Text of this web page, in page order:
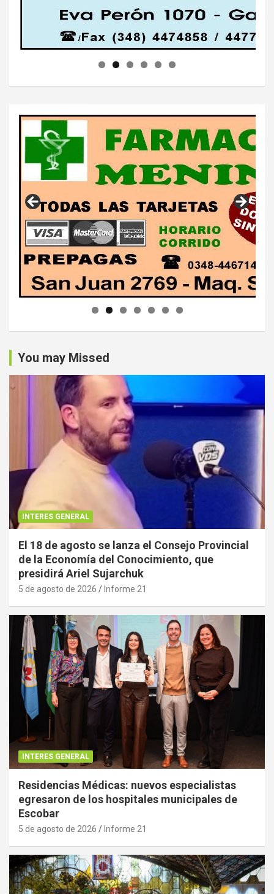
You may Missed
INTERES GENERAL
El 18 de agosto se lanza el Consejo Provincial
de la Economía del Conocimiento, que
presidirá Ariel Sujarchuk
5 de agosto de 2026 Informe 21
INTERES GENERAL
Residencias Médicas: nuevos especialistas
egresaron de los hospitales municipales de
Escobar
5 de agosto de 2026 Informe 21